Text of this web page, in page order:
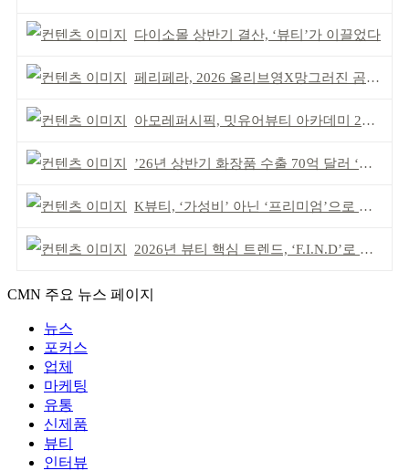
다이소몰 상반기 결산, ‘뷰티’가 이끌었다
페리페라, 2026 올리브영X망그러진 곰 콜라보
아모레퍼시픽, 밋유어뷰티 아카데미 2기 발대식
’26년 상반기 화장품 수출 70억 달러 ‘역대 최고’
K뷰티, ‘가성비’ 아닌 ‘프리미엄’으로 승부걸어야
2026년 뷰티 핵심 트렌드, ‘F.I.N.D’로 읽는다
CMN 주요 뉴스 페이지
뉴스
포커스
업체
마케팅
유통
신제품
뷰티
인터뷰